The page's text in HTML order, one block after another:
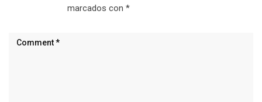
marcados con *